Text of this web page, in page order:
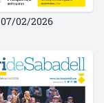
07/02/2026